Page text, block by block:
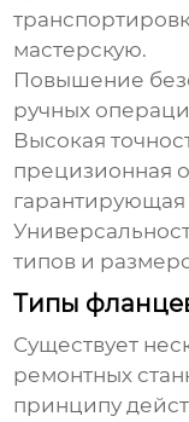
мастерскую.
Повышение
ручных
Высокая
прецизионная
гарантирующая
типов и
Типы
Существует
ремонтных
принципу